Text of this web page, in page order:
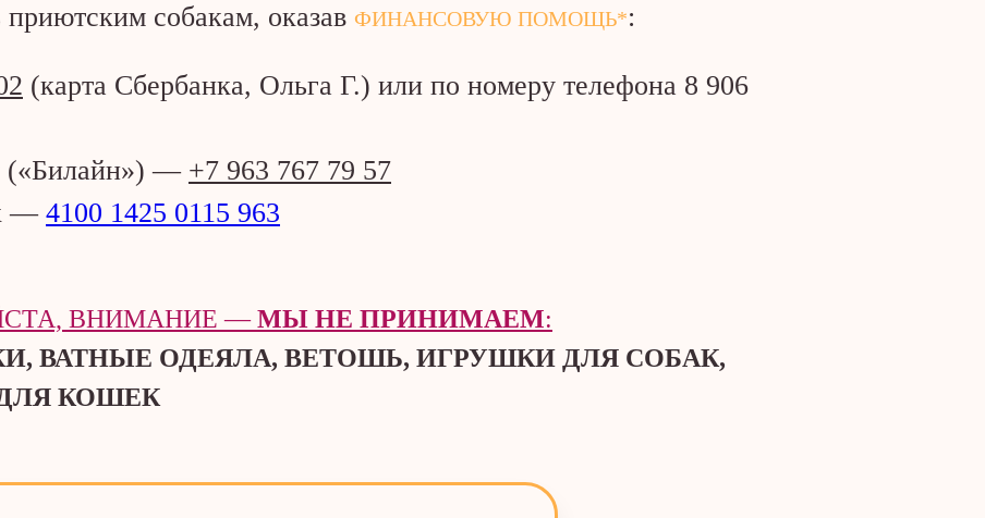
приютским собакам, оказав ФИНАНСОВУЮ ПОМОЩЬ*:
(карта Сбербанка, Ольга Г.) или по номеру телефона 8 906
(«Билайн») — +7 963 767 79 57
— 4100 1425 0115 963
ВНИМАНИЕ —МЫ НЕ ПРИНИМАЕМ:
ВАТНЫЕ ОДЕЯЛА, ВЕТОШЬ, ИГРУШКИ ДЛЯ СОБАК,
КОШЕК